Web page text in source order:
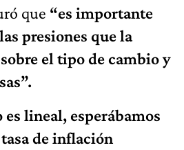
que “es importante
presiones que la
el tipo de cambio y
lineal, esperábamos
de inflación